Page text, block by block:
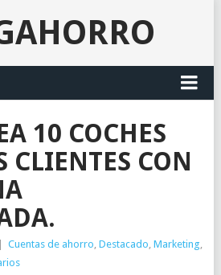
10 COCHES
CLIENTES CON
Cuentas de ahorro, Destacado, Marketing,